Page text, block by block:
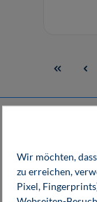
Wir möchten,
zu erreichen,
Pixel,